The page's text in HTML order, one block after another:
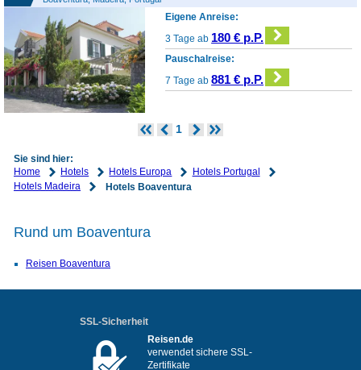
Eigene Anreise:
3 Tage ab 180 € p.P.
Pauschalreise:
7 Tage ab881 € p.P.
1
Sie sind hier:
Home
Hotels Hotels Europa
Hotels Portugal
Hotels Madeira
Hotels Boaventura
Rund um Boaventura
Reisen Boaventura
SSL-Sicherheit
Reisen.de
verwendet sichere SSL-
Zertifikate